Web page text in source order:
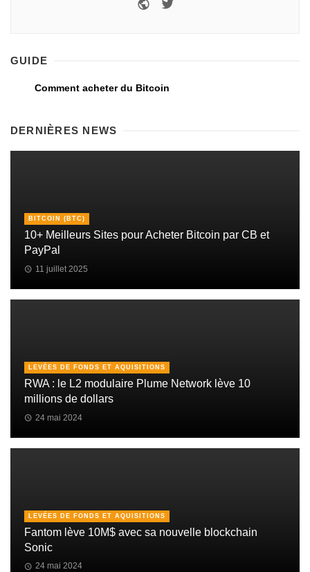
GUIDE
Comment acheter du Bitcoin
DERNIÈRES NEWS
BITCOIN (BTC)
10+ Meilleurs Sites pour Acheter Bitcoin par CB et
PayPal
11 juillet 2025
LEVÉES DE FONDS ET AQUISITIONS
RWA : le L2 modulaire Plume Network lève 10
millions de dollars
24 mai 2024
LEVÉES DE FONDS ET AQUISITIONS
Fantom lève 10M$ avec sa nouvelle blockchain
Sonic
24 mai 2024